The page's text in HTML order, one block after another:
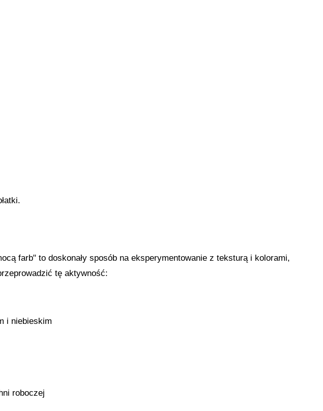
farb" to doskonały sposób na eksperymentowanie z teksturą i kolorami,
tę aktywność:
i niebieskim
roboczej